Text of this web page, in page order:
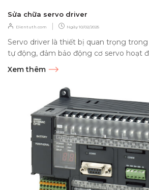
Sửa chữa servo driver
Dientuth.com | Ngày 10/02/2025
Servo driver là thiết bị quan trọng
tự động, đảm bảo động cơ servo hoạt
Xem thêm